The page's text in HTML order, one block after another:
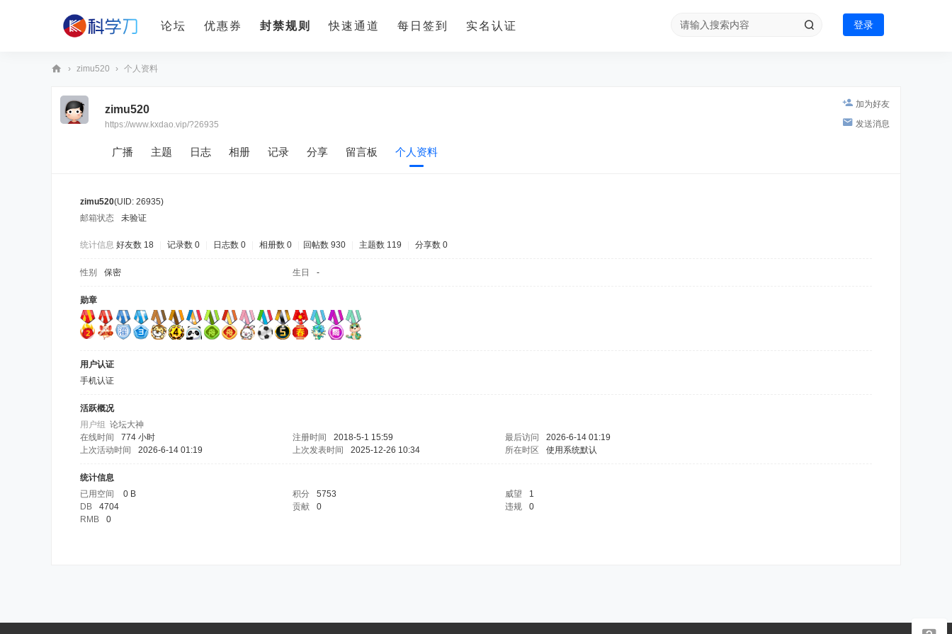
论坛 优惠券 封禁规则 快速通道 每日签到 实名认证 登录
› zimu520 › 个人资料
加为好友
发送消息
zimu520
https://www.kxdao.vip/?26935
广播 主题 日志 相册 记录 分享 留言板 个人资料
zimu520(UID: 26935)
邮箱状态
未验证
统计信息 好友数 18 记录数 0 日志数 0 相册数 0 回帖数 930 主题数 119 分享数 0
性别 保密 生日 -
勋章
用户认证
手机认证
活跃概况
用户组 论坛大神
在线时间
774 小时 注册时间 2018-5-1 15:59 最后访问
2026-6-14 01:19
上次活动时间
2026-6-14 01:19 上次发表时间 2025-12-26 10:34 所在时区 使用系统默认
统计信息
已用空间
0 B 积分 5753 威望
1
DB
4704 贡献 0 违规
0
RMB
0